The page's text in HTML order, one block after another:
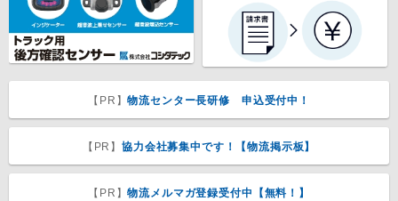
【PR】物流センター長研修 申込受付中！
【PR】協力会社募集中です！【物流掲示板】
【PR】物流メルマガ登録受付中【無料！】